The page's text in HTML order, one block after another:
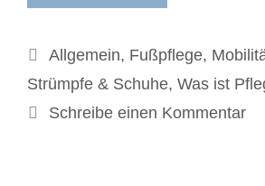
Kategorien
Allgemein, Fußpflege,
Strümpfe & Schuhe, Was ist
Schreibe einen Kommentar